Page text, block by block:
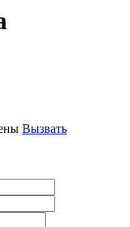
Вызвать